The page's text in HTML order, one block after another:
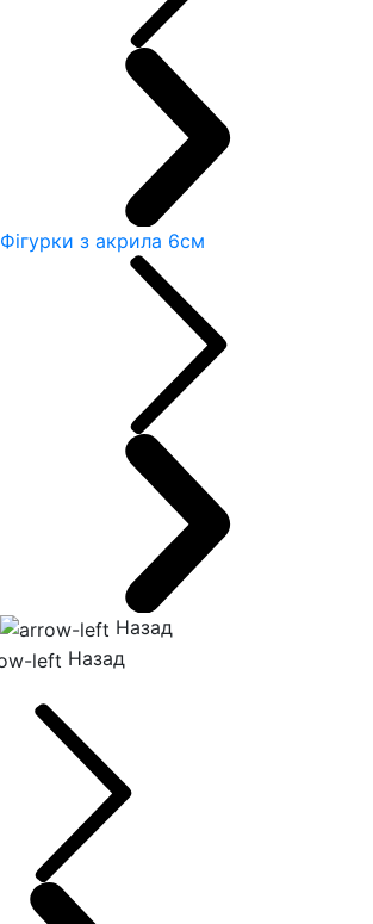
Фігурки з акрила 6см
Назад
Назад